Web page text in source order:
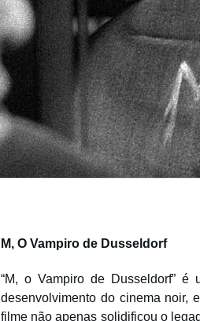
M, O Vampiro de Dusseldorf
“M, o Vampiro de Dusseldorf”
desenvolvimento do cinema noir,
filme não apenas solidificou o